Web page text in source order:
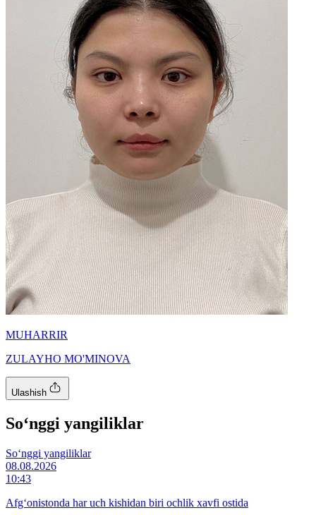
MUHARRIR
ZULAYHO MO'MINOVA
Ulashish
So‘nggi yangiliklar
So‘nggi yangiliklar
08.08.2026
10:43
Afg‘onistonda har uch kishidan biri ochlik xavfi ostida